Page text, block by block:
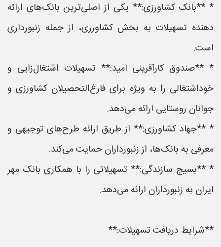
* **بانک کشاورزی:** یکی از اصلی‌ترین بانک‌های ارائه
دهنده تسهیلات به بخش کشاورزی، از جمله زنبورداری
است.
* **صندوق کارآفرینی امید:** تسهیلات اشتغال‌زایی و
خوداشتغالی را به ویژه برای فارغ‌التحصیلان کشاورزی و
جوانان روستایی ارائه می‌دهد.
* **جهاد کشاورزی:** از طریق ارائه طرح‌های توجیهی و
معرفی به بانک‌ها، از زنبورداران حمایت می‌کند.
* **بسیج سازندگی:** تسهیلاتی را با همکاری بانک مهر
ایران به زنبورداران ارائه می‌دهد.
**شرایط دریافت تسهیلات:**